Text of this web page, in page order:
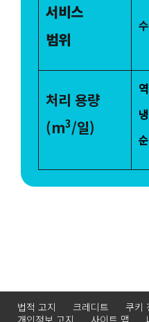
서비스
범위
처리 용량
(m3/일)
법적 고지 크레디트 쿠키